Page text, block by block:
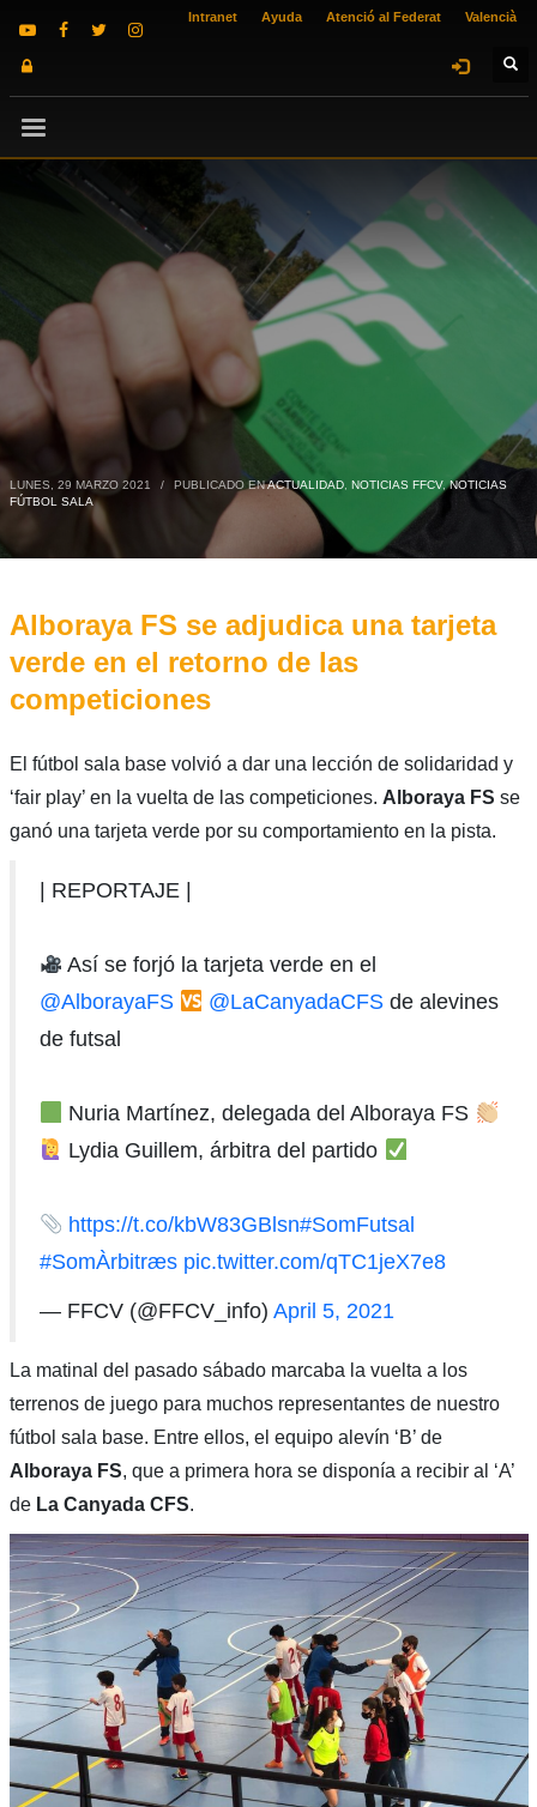
Intranet Ayuda Atenció al Federat Valencià
LUNES, 29 MARZO 2021 / PUBLICADO ENACTUALIDAD, NOTICIAS FFCV,NOTICIAS
FÚTBOL SALA
Alboraya FS se adjudica una tarjeta
verde en el retorno de las
competiciones
El fútbol sala base volvió a dar una lección de solidaridad y
‘fair play’ en la vuelta de las competiciones. Alboraya FS se
ganó una tarjeta verde por su comportamiento en la pista.
| REPORTAJE |
Así se forjó la tarjeta verde en el
@AlborayaFS
@LaCanyadaCFS de alevines
de futsal
Nuria Martínez, delegada del Alboraya FS
Lydia Guillem, árbitra del partido
https://t.co/kbW83GBlsn#SomFutsal
#SomÀrbitræs pic.twitter.com/qTC1jeX7e8
— FFCV (@FFCV_info) April 5, 2021
La matinal del pasado sábado marcaba la vuelta a los
terrenos de juego para muchos representantes de nuestro
fútbol sala base. Entre ellos, el equipo alevín ‘B’ de
Alboraya FS, que a primera hora se disponía a recibir al ‘A’
de La Canyada CFS.